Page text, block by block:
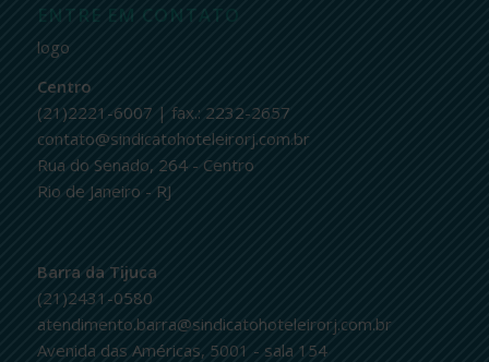
ENTRE EM CONTATO
logo
Centro
(21)2221-6007 | fax.: 2232-2657
contato@sindicatohoteleirorj.com.br
Rua do Senado, 264 - Centro
Rio de Janeiro - RJ
Barra da Tijuca
(21)2431-0580
atendimento.barra@sindicatohoteleirorj.com.br
Avenida das Américas, 5001 - sala 154